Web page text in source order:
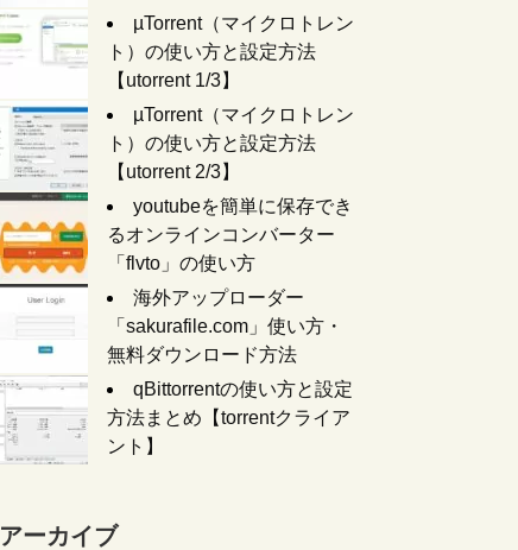
µTorrent（マイクロトレン
ト）の使い方と設定方法
【utorrent 1/3】
µTorrent（マイクロトレン
ト）の使い方と設定方法
【utorrent 2/3】
youtubeを簡単に保存でき
るオンラインコンバーター
「flvto」の使い方
海外アップローダー
「sakurafile.com」使い方・
無料ダウンロード方法
qBittorrentの使い方と設定
方法まとめ【torrentクライア
ント】
アーカイブ